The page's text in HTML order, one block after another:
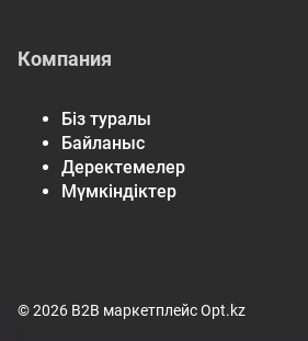
Компания
Біз туралы
Байланыс
Деректемелер
Мүмкіндіктер
© 2026 B2B маркетплейс Opt.kz